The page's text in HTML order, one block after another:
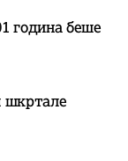
година беше
шкртале